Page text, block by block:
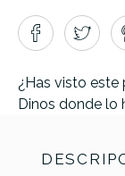
¿Has visto
Dinos donde lo